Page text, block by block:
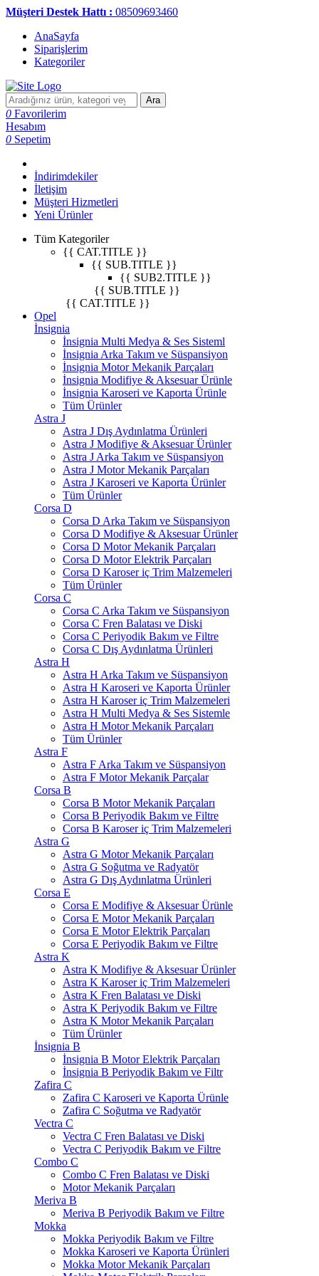
Müşteri Destek Hattı : 08509693460
AnaSayfa
Siparişlerim
Kategoriler
Ara
0 Favorilerim
Hesabım
0 Sepetim
İndirimdekiler
İletişim
Müşteri Hizmetleri
Yeni Ürünler
Tüm Kategoriler
{{ CAT.TITLE }}
{{ SUB.TITLE }}
{{ SUB2.TITLE }}
{{ SUB.TITLE }}
{{ CAT.TITLE }}
Opel
İnsignia
İnsignia Multi Medya & Ses Sisteml
İnsignia Arka Takım ve Süspansiyon
İnsignia Motor Mekanik Parçaları
İnsignia Modifiye & Aksesuar Ürünle
İnsignia Karoseri ve Kaporta Ürünle
Tüm Ürünler
Astra J
Astra J Dış Aydınlatma Ürünleri
Astra J Modifiye & Aksesuar Ürünler
Astra J Arka Takım ve Süspansiyon
Astra J Motor Mekanik Parçaları
Astra J Karoseri ve Kaporta Ürünler
Tüm Ürünler
Corsa D
Corsa D Arka Takım ve Süspansiyon
Corsa D Modifiye & Aksesuar Ürünler
Corsa D Motor Mekanik Parçaları
Corsa D Motor Elektrik Parçaları
Corsa D Karoser iç Trim Malzemeleri
Tüm Ürünler
Corsa C
Corsa C Arka Takım ve Süspansiyon
Corsa C Fren Balatası ve Diski
Corsa C Periyodik Bakım ve Filtre
Corsa C Dış Aydınlatma Ürünleri
Astra H
Astra H Arka Takım ve Süspansiyon
Astra H Karoseri ve Kaporta Ürünler
Astra H Karoser iç Trim Malzemeleri
Astra H Multi Medya & Ses Sistemle
Astra H Motor Mekanik Parçaları
Tüm Ürünler
Astra F
Astra F Arka Takım ve Süspansiyon
Astra F Motor Mekanik Parçalar
Corsa B
Corsa B Motor Mekanik Parçaları
Corsa B Periyodik Bakım ve Filtre
Corsa B Karoser iç Trim Malzemeleri
Astra G
Astra G Motor Mekanik Parçaları
Astra G Soğutma ve Radyatör
Astra G Dış Aydınlatma Ürünleri
Corsa E
Corsa E Modifiye & Aksesuar Ürünle
Corsa E Motor Mekanik Parçaları
Corsa E Motor Elektrik Parçaları
Corsa E Periyodik Bakım ve Filtre
Astra K
Astra K Modifiye & Aksesuar Ürünler
Astra K Karoser iç Trim Malzemeleri
Astra K Fren Balatası ve Diski
Astra K Periyodik Bakım ve Filtre
Astra K Motor Mekanik Parçaları
Tüm Ürünler
İnsignia B
İnsignia B Motor Elektrik Parçaları
İnsignia B Periyodik Bakım ve Filtr
Zafira C
Zafira C Karoseri ve Kaporta Ürünle
Zafira C Soğutma ve Radyatör
Vectra C
Vectra C Fren Balatası ve Diski
Vectra C Periyodik Bakım ve Filtre
Combo C
Combo C Fren Balatası ve Diski
Motor Mekanik Parçaları
Meriva B
Meriva B Periyodik Bakım ve Filtre
Mokka
Mokka Periyodik Bakım ve Filtre
Mokka Karoseri ve Kaporta Ürünleri
Mokka Motor Mekanik Parçaları